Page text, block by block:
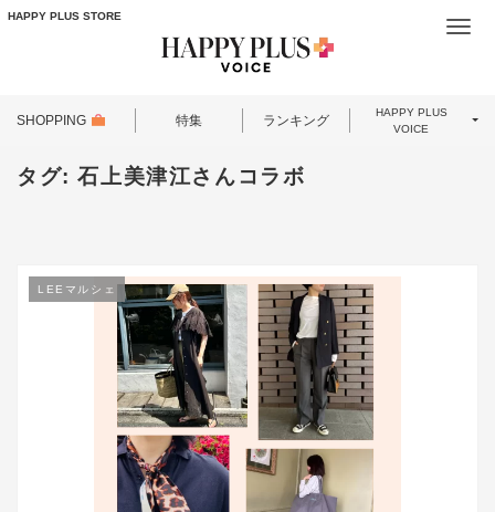
HAPPY PLUS STORE
SHOPPING 特集 ランキング
HAPPY PLUS
VOICE
タグ:石上美津江さんコラボ
LEEマルシェ